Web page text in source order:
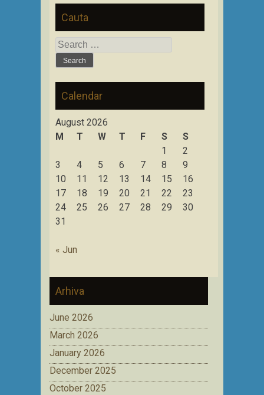
Cauta
Search
for:
Calendar
August 2026
M
T W T F S
S
1
2
3
4 5 6 7 8
9
10
11 12 13 14 15
16
17
18 19 20 21 22
23
24
25 26 27 28 29
30
31
« Jun
Arhiva
June 2026
March 2026
January 2026
December 2025
October 2025